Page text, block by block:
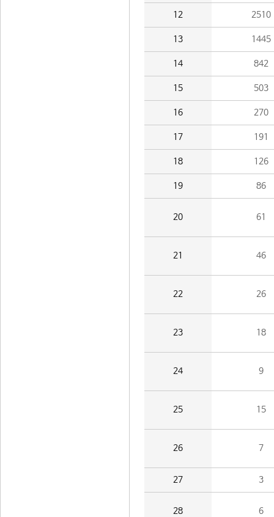
12 2510
13 1445
14 842
15 503
16 270
17 191
18 126
19 86
20 61
21 46
22 26
23 18
24 9
25 15
26 7
27 3
28 6